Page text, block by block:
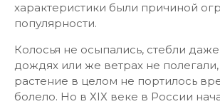
характеристики были причиной
популярности.
Колосья не осыпались, стебли
дождях или же ветрах не
растение в целом не портилось
болело. Но в ХІХ веке в России